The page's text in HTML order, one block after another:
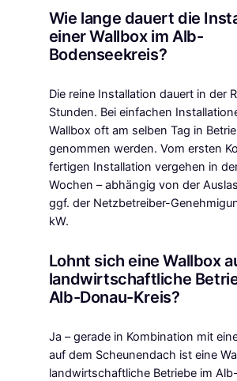
Wie lange dauert die
einer Wallbox im Alb-
Bodenseekreis?
Die reine Installation dauert in der
Stunden. Bei einfachen
Wallbox oft am selben Tag in
genommen werden. Vom ersten
fertigen Installation vergehen in
Wochen – abhängig von der
ggf. der Netzbetreiber-
kW.
Lohnt sich eine Wallbox
landwirtschaftliche
Alb-Donau-Kreis?
Ja – gerade in Kombination mit
auf dem Scheunendach ist eine
landwirtschaftliche Betriebe im